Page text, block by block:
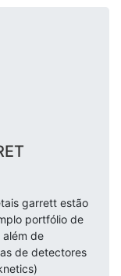
garrett estão
portfólio de
além de
de detectores